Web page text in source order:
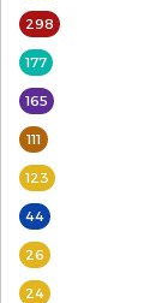
298
177
165
111
123
44
26
24